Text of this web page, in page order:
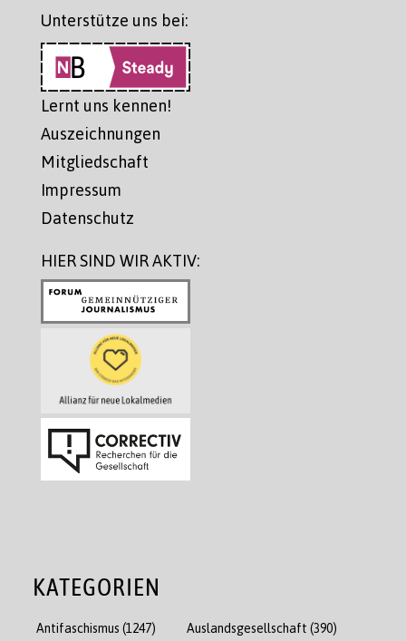
Unterstütze uns bei:
Lernt uns kennen!
Auszeichnungen
Mitgliedschaft
Impressum
Datenschutz
HIER SIND WIR AKTIV:
KATEGORIEN
Antifaschismus (1247) Auslandsgesellschaft (390)